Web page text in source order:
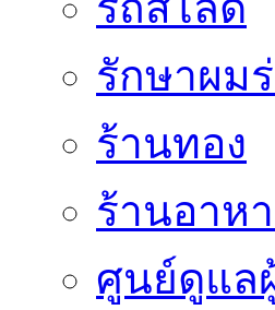
รักษาผม
ร้านทอง
ร้านอาห
ศูนย์ดูแล